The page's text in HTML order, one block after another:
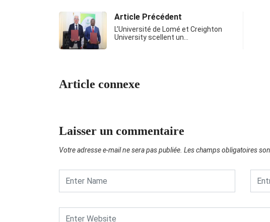
Article Précédent
L’Université de Lomé et Creighton
University scellent un…
Article connexe
Laisser un commentaire
Votre adresse e-mail ne sera pas publiée. Les champs obligatoires